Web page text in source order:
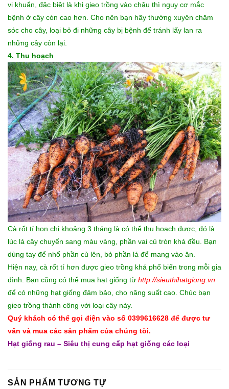
vi khuẩn, đặc biệt là khi gieo trồng vào chậu thì nguy cơ mắc
bệnh ở cây còn cao hơn. Cho nên bạn hãy thường xuyên chăm
sóc cho cây, loại bỏ đi những cây bị bệnh để tránh lấy lan ra
những cây còn lại.
4. Thu hoạch
Cà rốt tí hon chỉ khoảng 3 tháng là có thể thu hoạch được, đó là
lúc lá cây chuyển sang màu vàng, phần vai củ tròn khá đều. Bạn
dùng tay để nhổ phần củ lên, bỏ phần lá để mang vào ăn.
Hiện nay, cà rốt tí hơn được gieo trồng khá phổ biến trong mỗi gia
đình. Bạn cũng có thể mua hạt giống từ http://sieuthihatgiong.vn
để có những hạt giống đảm bảo, cho năng suất cao. Chúc bạn
gieo trồng thành công với loại cây này.
Quý khách có thể gọi điện vào số 0399616628 để được tư
vấn và mua các sản phẩm của chúng tôi.
Hạt giống rau – Siêu thị cung cấp hạt giống các loại
SẢN PHẨM TƯƠNG TỰ